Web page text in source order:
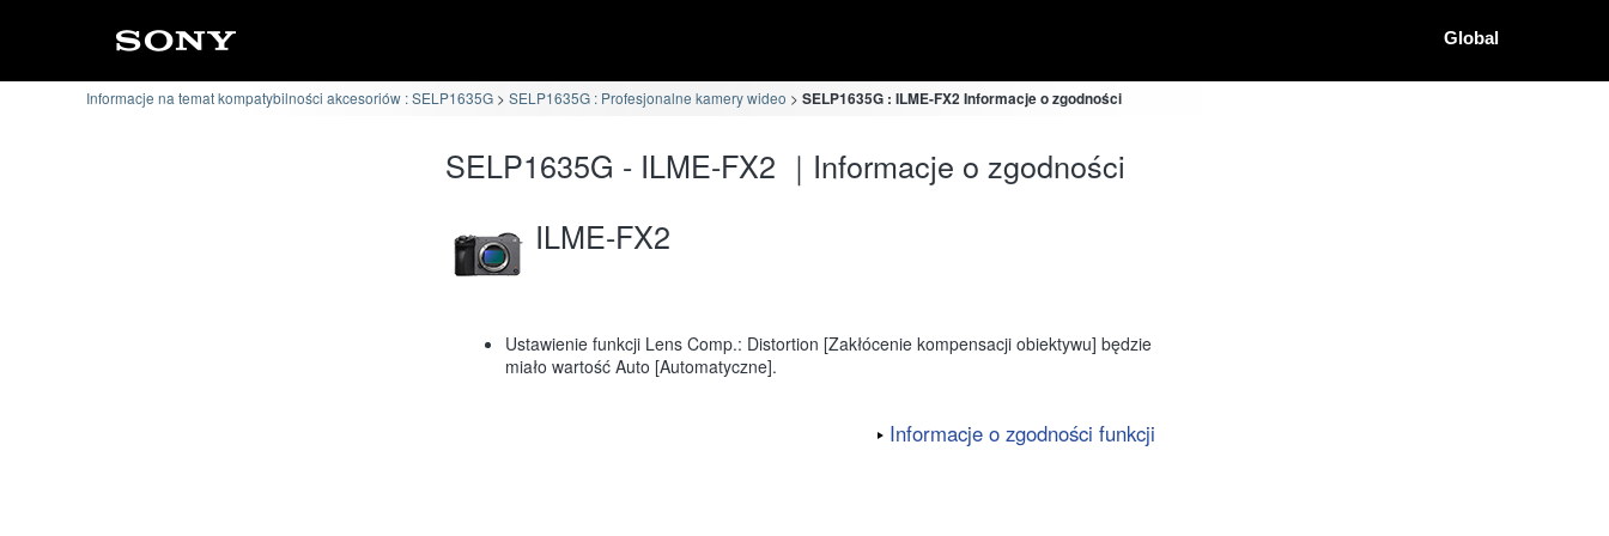
Global
Informacje na temat kompatybilności akcesoriów : SELP1635G SELP1635G : Profesjonalne kamery wideo SELP1635G : ILME-FX2 Informacje o zgodności
SELP1635G - ILME-FX2 ｜Informacje o zgodności
ILME-FX2
Ustawienie funkcji Lens Comp.: Distortion [Zakłócenie kompensacji obiektywu] będzie
miało wartość Auto [Automatyczne].
Informacje o zgodności funkcji